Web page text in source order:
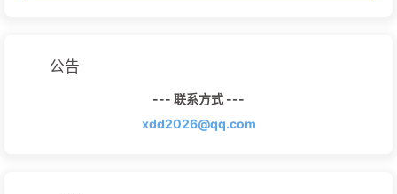
公告
--- 联系方式 ---
xdd2026@qq.com